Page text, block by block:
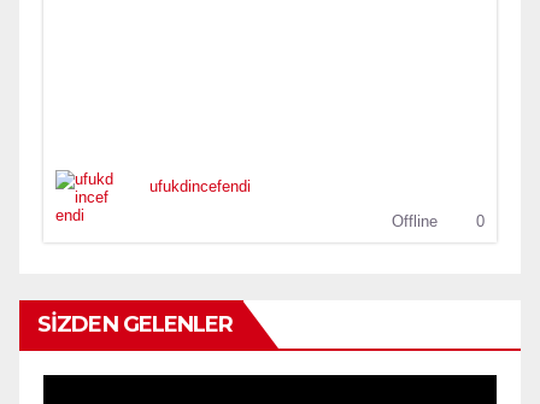
ufukdincefendi
Offline
0
SİZDEN GELENLER